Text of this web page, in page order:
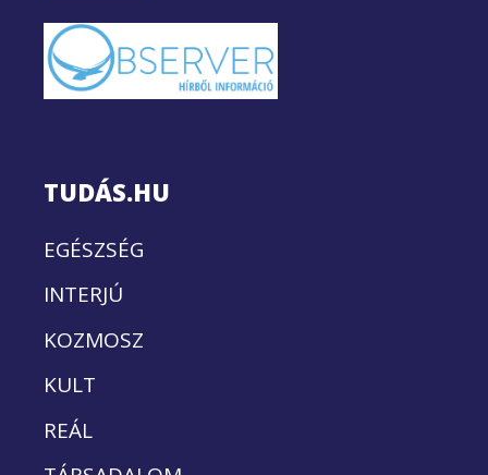
TUDÁS.HU
EGÉSZSÉG
INTERJÚ
KOZMOSZ
KULT
REÁL